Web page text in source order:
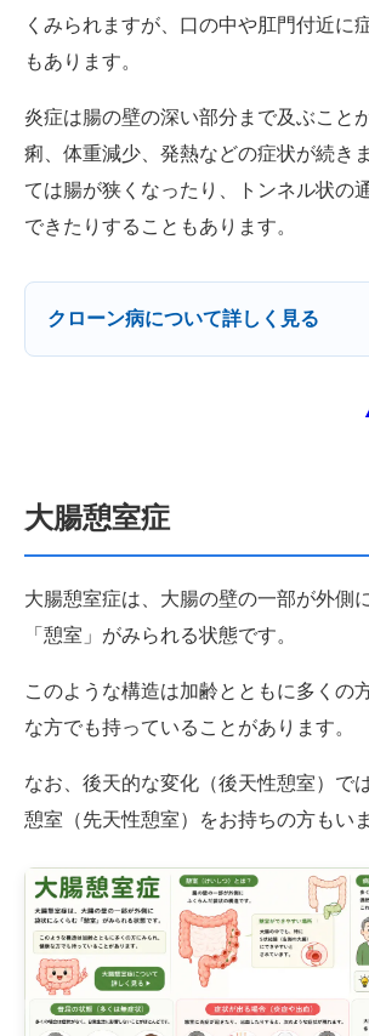
くみられますが、口の中や肛門付近に
もあります。
炎症は腸の壁の深い部分まで及ぶこと
痢、体重減少、発熱などの症状が続き
ては腸が狭くなったり、トンネル状の
できたりすることもあります。
クローン病について詳しく見る
大腸憩室症
大腸憩室症は、大腸の壁の一部が外側
「憩室」がみられる状態です。
このような構造は加齢とともに多くの
な方でも持っていることがあります。
なお、後天的な変化（後天性憩室）で
憩室（先天性憩室）をお持ちの方もいま